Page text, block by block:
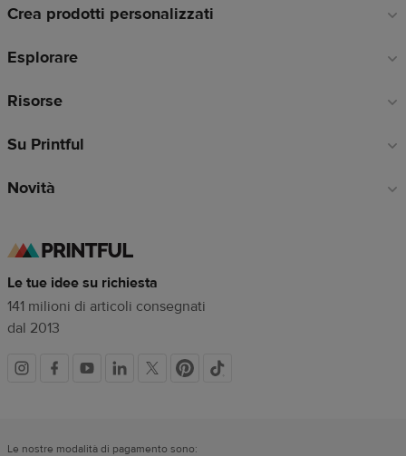
piè
pagina
Crea prodotti personalizzati
Esplorare
Risorse
Su Printful
Novità
Le tue idee su richiesta
141 milioni di articoli consegnati
dal 2013
Link
Le nostre modalità di pagamento sono: